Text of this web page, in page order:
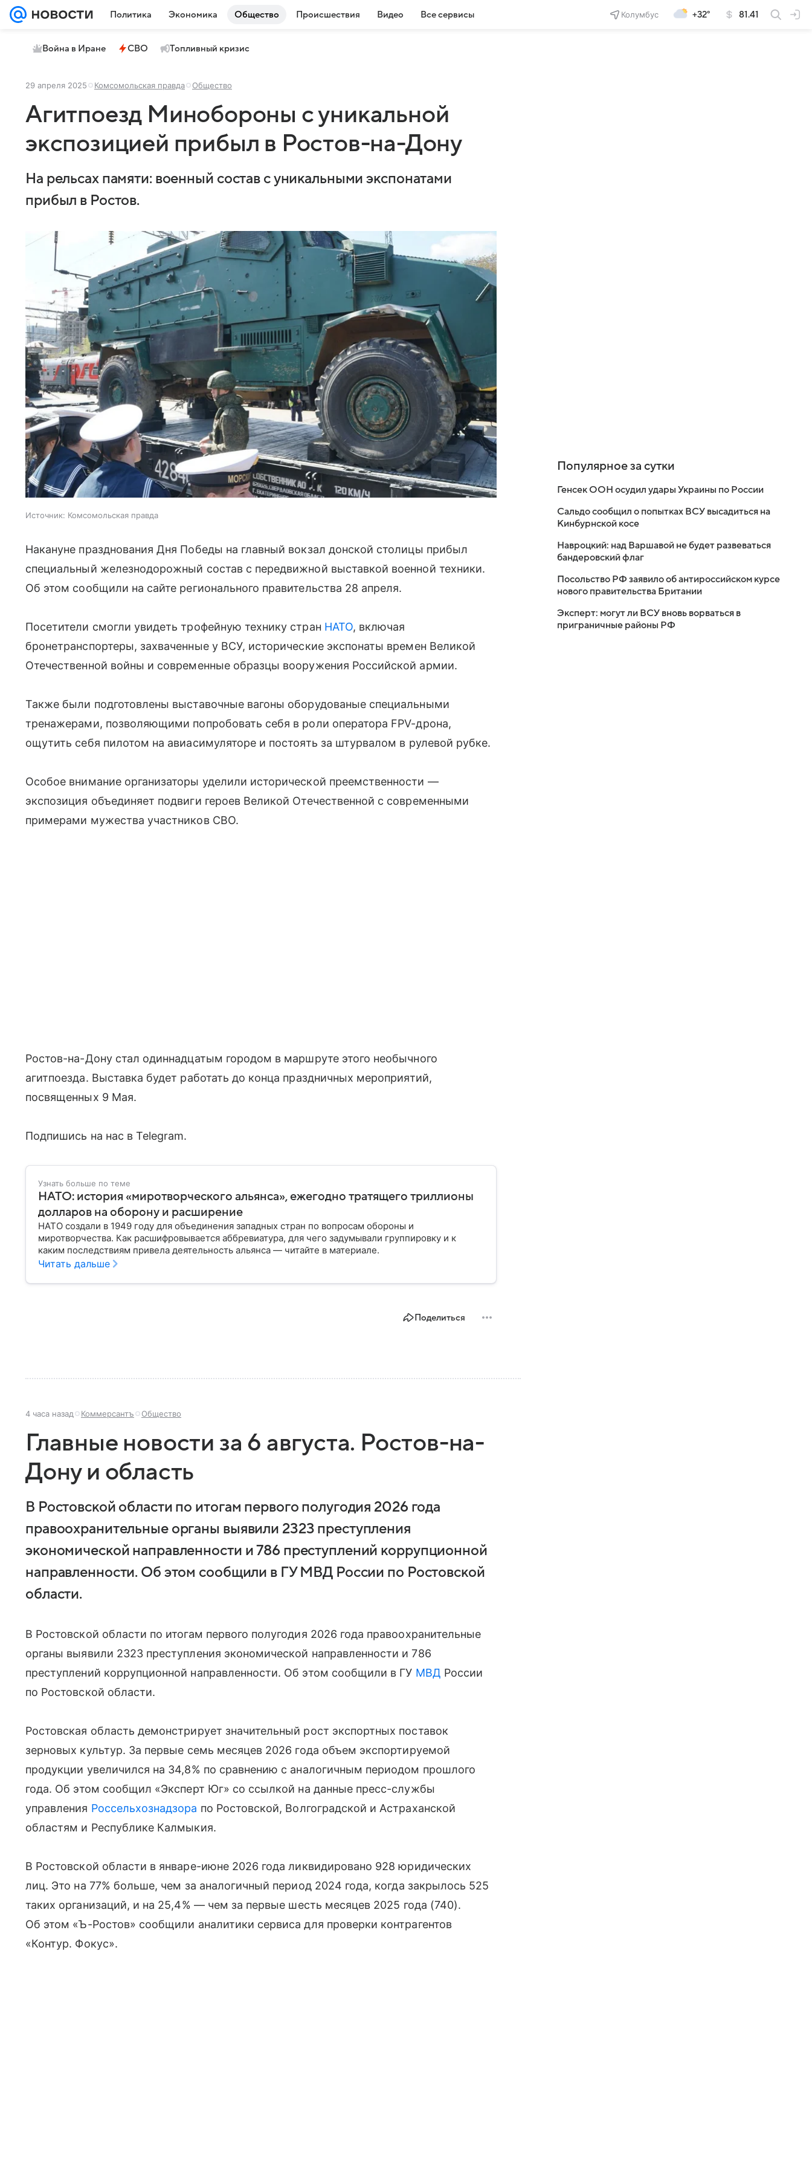
Политика Экономика Общество Происшествия Видео Все сервисы Колумбус +32° 81.41
Война в Иране СВО Топливный кризис
29 апреля 2025 Комсомольская правда Общество
Агитпоезд Минобороны с уникальной
экспозицией прибыл в Ростов-на-Дону
На рельсах памяти: военный состав с уникальными экспонатами
прибыл в Ростов.
Источник: Комсомольская правда
Накануне празднования Дня Победы на главный вокзал донской столицы прибыл
специальный железнодорожный состав с передвижной выставкой военной техники.
Об этом сообщили на сайте регионального правительства 28 апреля.
Посетители смогли увидеть трофейную технику стран НАТО, включая
бронетранспортеры, захваченные у ВСУ, исторические экспонаты времен Великой
Отечественной войны и современные образцы вооружения Российской армии.
Также были подготовлены выставочные вагоны оборудованые специальными
тренажерами, позволяющими попробовать себя в роли оператора FPV-дрона,
ощутить себя пилотом на авиасимуляторе и постоять за штурвалом в рулевой рубке.
Особое внимание организаторы уделили исторической преемственности —
экспозиция объединяет подвиги героев Великой Отечественной с современными
примерами мужества участников СВО.
Ростов-на-Дону стал одиннадцатым городом в маршруте этого необычного
агитпоезда. Выставка будет работать до конца праздничных мероприятий,
посвященных 9 Мая.
Подпишись на нас в Telegram.
Узнать больше по теме
НАТО: история «миротворческого альянса», ежегодно тратящего триллионы
долларов на оборону и расширение
НАТО создали в 1949 году для объединения западных стран по вопросам обороны и
миротворчества. Как расшифровывается аббревиатура, для чего задумывали группировку и к
каким последствиям привела деятельность альянса — читайте в материале.
Читать дальше
Поделиться
4 часа назад Коммерсантъ Общество
Главные новости за 6 августа. Ростов-на-
Дону и область
В Ростовской области по итогам первого полугодия 2026 года
правоохранительные органы выявили 2323 преступления
экономической направленности и 786 преступлений коррупционной
направленности. Об этом сообщили в ГУ МВД России по Ростовской
области.
В Ростовской области по итогам первого полугодия 2026 года правоохранительные
органы выявили 2323 преступления экономической направленности и 786
преступлений коррупционной направленности. Об этом сообщили в ГУ МВД России
по Ростовской области.
Ростовская область демонстрирует значительный рост экспортных поставок
зерновых культур. За первые семь месяцев 2026 года объем экспортируемой
продукции увеличился на 34,8% по сравнению с аналогичным периодом прошлого
года. Об этом сообщил «Эксперт Юг» со ссылкой на данные пресс-службы
управления Россельхознадзора по Ростовской, Волгоградской и Астраханской
областям и Республике Калмыкия.
В Ростовской области в январе-июне 2026 года ликвидировано 928 юридических
лиц. Это на 77% больше, чем за аналогичный период 2024 года, когда закрылось 525
таких организаций, и на 25,4% — чем за первые шесть месяцев 2025 года (740).
Об этом «Ъ-Ростов» сообщили аналитики сервиса для проверки контрагентов
«Контур. Фокус».
Популярное за сутки
Генсек ООН осудил удары Украины по России
Сальдо сообщил о попытках ВСУ высадиться на
Кинбурнской косе
Навроцкий: над Варшавой не будет развеваться
бандеровский флаг
Посольство РФ заявило об антироссийском курсе
нового правительства Британии
Эксперт: могут ли ВСУ вновь ворваться в
приграничные районы РФ